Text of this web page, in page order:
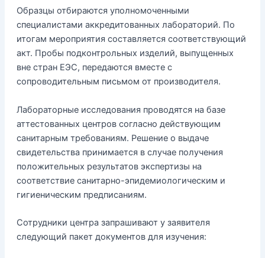
Образцы отбираются уполномоченными
специалистами аккредитованных лабораторий. По
итогам мероприятия составляется соответствующий
акт. Пробы подконтрольных изделий, выпущенных
вне стран ЕЭС, передаются вместе с
сопроводительным письмом от производителя.
Лабораторные исследования проводятся на базе
аттестованных центров согласно действующим
санитарным требованиям. Решение о выдаче
свидетельства принимается в случае получения
положительных результатов экспертизы на
соответствие санитарно-эпидемиологическим и
гигиеническим предписаниям.
Сотрудники центра запрашивают у заявителя
следующий пакет документов для изучения: